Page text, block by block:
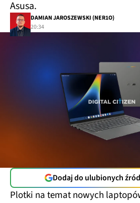
Asusa.
DAMIAN JAROSZEWSKI (NER1O)
20:34
Dodaj do ulubionych
Plotki na temat nowych